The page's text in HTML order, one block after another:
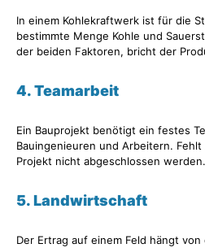
In einem Kohlekraftwerk ist für die
bestimmte Menge Kohle und
der beiden Faktoren, bricht der
4. Teamarbeit
Ein Bauprojekt benötigt ein festes
Bauingenieuren und Arbeitern.
Projekt nicht abgeschlossen werden.
5. Landwirtschaft
Der Ertrag auf einem Feld hängt